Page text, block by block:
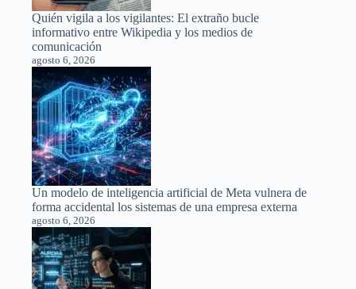
Quién vigila a los vigilantes: El extraño bucle
informativo entre Wikipedia y los medios de
comunicación
agosto 6, 2026
Un modelo de inteligencia artificial de Meta vulnera de
forma accidental los sistemas de una empresa externa
agosto 6, 2026